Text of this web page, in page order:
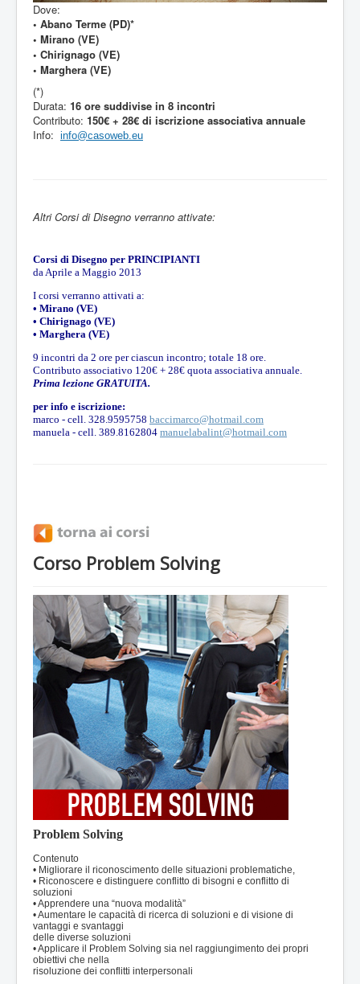
Dove:
• Abano Terme (PD)*
• Mirano (VE)
• Chirignago (VE)
• Marghera (VE)
(*)
Durata: 16 ore suddivise in 8 incontri
Contributo: 150€ + 28€ di iscrizione associativa annuale
Info: info@casoweb.eu
Altri Corsi di Disegno verranno attivate:
Corsi di Disegno per PRINCIPIANTI
da Aprile a Maggio 2013
I corsi verranno attivati a:
• Mirano (VE)
• Chirignago (VE)
• Marghera (VE)
9 incontri da 2 ore per ciascun incontro; totale 18 ore.
Contributo associativo 120€ + 28€ quota associativa annuale.
Prima lezione GRATUITA.
per info e iscrizione:
marco - cell. 328.9595758 baccimarco@hotmail.com
manuela - cell. 389.8162804 manuelabalint@hotmail.com
Corso Problem Solving
Problem Solving
Contenuto
• Migliorare il riconoscimento delle situazioni problematiche,
• Riconoscere e distinguere conflitto di bisogni e conflitto di
soluzioni
• Apprendere una “nuova modalità”
• Aumentare le capacità di ricerca di soluzioni e di visione di
vantaggi e svantaggi
delle diverse soluzioni
• Applicare il Problem Solving sia nel raggiungimento dei propri
obiettivi che nella
risoluzione dei conflitti interpersonali